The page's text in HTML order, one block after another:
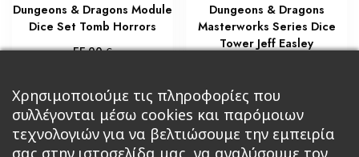
Dungeons & Dragons Module
Dice Set Tomb Horrors
55,00€
Dungeons & Dragons
Masterworks Series Dice
Tower Jeff Easley
Διαβάστε περισσότερα
Χρησιμοποιούμε τις πληροφορίες που
συλλέγονται μέσω cookies και παρόμοιων
τεχνολογιών για να βελτιώσουμε την εμπειρία
σας στην ιστοσελίδα μας, να αναλύσουμε τον